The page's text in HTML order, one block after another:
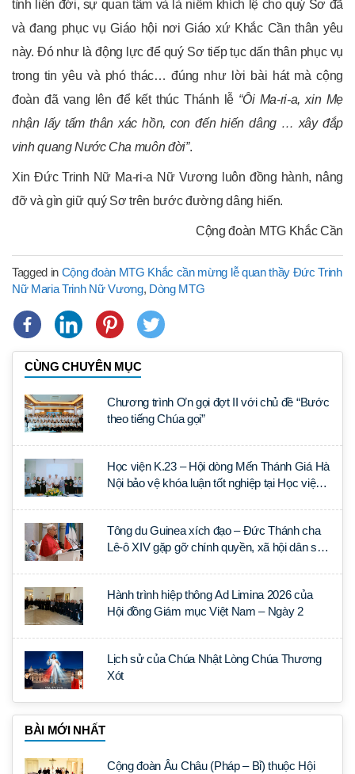
tình liên đới, sự quan tâm và là niềm khích lệ cho quý Sơ đã
và đang phục vụ Giáo hội nơi Giáo xứ Khắc Cần thân yêu
này. Đó như là động lực để quý Sơ tiếp tục dấn thân phục vụ
trong tin yêu và phó thác… đúng như lời bài hát mà cộng
đoàn đã vang lên để kết thúc Thánh lễ “Ôi Ma-ri-a, xin Mẹ
nhận lấy tấm thân xác hồn, con đến hiến dâng … xây đắp
vinh quang Nước Cha muôn đời”.
Xin Đức Trinh Nữ Ma-ri-a Nữ Vương luôn đồng hành, nâng
đỡ và gìn giữ quý Sơ trên bước đường dâng hiến.
Cộng đoàn MTG Khắc Cần
Tagged in Cộng đoàn MTG Khắc cần mừng lễ quan thầy Đức Trinh
Nữ Maria Trinh Nữ Vương, Dòng MTG
CÙNG CHUYÊN MỤC
Chương trình Ơn gọi đợt II với chủ đề “Bước
theo tiếng Chúa gọi”
Học viện K.23 – Hội dòng Mến Thánh Giá Hà
Nội bảo vệ khóa luận tốt nghiệp tại Học viện
Tông du Guinea xích đạo – Đức Thánh cha
Lê-ô XIV gặp gỡ chính quyền, xã hội dân sự
Hành trình hiệp thông Ad Limina 2026 của
Hội đồng Giám mục Việt Nam – Ngày 2
Lịch sử của Chúa Nhật Lòng Chúa Thương
Xót
BÀI MỚI NHẤT
Cộng đoàn Âu Châu (Pháp – Bỉ) thuộc Hội